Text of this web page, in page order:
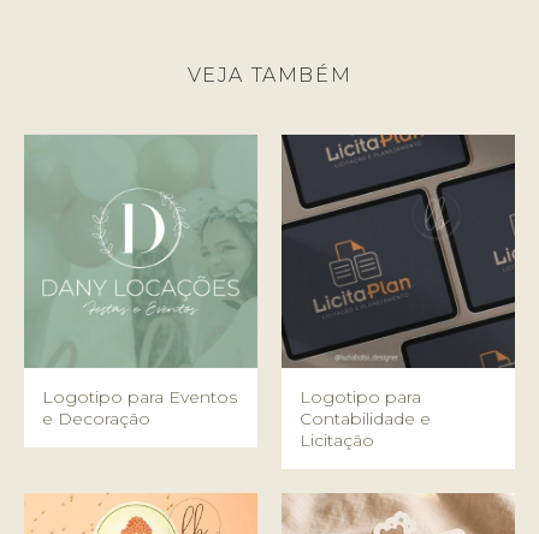
VEJA TAMBÉM
Logotipo para Eventos
e Decoração
Logotipo para
Contabilidade e
Licitação